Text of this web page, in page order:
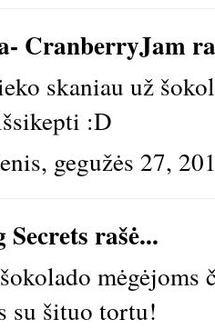
CranberryJam
skaniau už
:D
gegužės 27,
rašė...
su šituo tortu!